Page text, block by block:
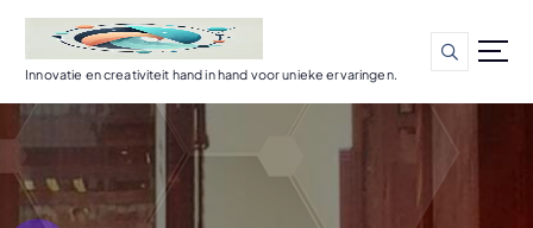
d
Innovatie en creativiteit hand in hand voor unieke ervaringen.